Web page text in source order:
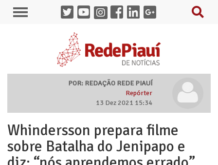
POR: REDAÇÃO REDE PIAUÍ
Repórter
13 Dez 2021 15:34
Whindersson prepara filme
sobre Batalha do Jenipapo e